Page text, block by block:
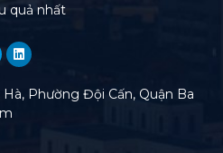
quả nhất
Phường Đội Cấn, Quận Ba